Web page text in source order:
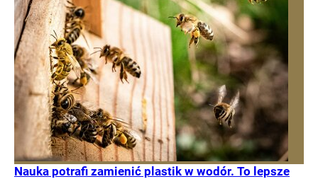
Nauka potrafi zamienić plastik w wodór. To lepsze